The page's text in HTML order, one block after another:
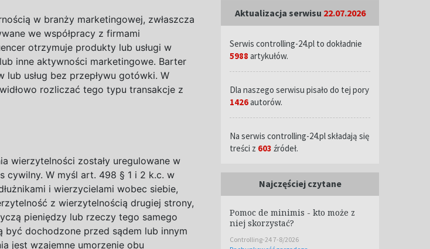
w branży marketingowej, zwłaszcza
we współpracy z firmami
otrzymuje produkty lub usługi w
inne aktywności marketingowe. Barter
lub usług bez przepływu gotówki. W
rozliczać tego typu transakcje z
wierzytelności zostały uregulowane w
cywilny. W myśl art. 498 § 1 i 2 k.c. w
i wierzycielami wobec siebie,
z wierzytelnością drugiej strony,
pieniędzy lub rzeczy tego samego
być dochodzone przed sądem lub innym
jest wzajemne umorzenie obu
Aktualizacja serwisu 22.07.2026
Serwis controlling-24.pl to dokładnie
5988 artykułów.
Dla naszego serwisu pisało do tej pory
1426autorów.
Na serwis controlling-24.pl składają się
treści z 603 źródeł.
Najczęściej czytane
Pomoc de minimis - kto może z
niej skorzystać?
Controlling-24 7-8/2026